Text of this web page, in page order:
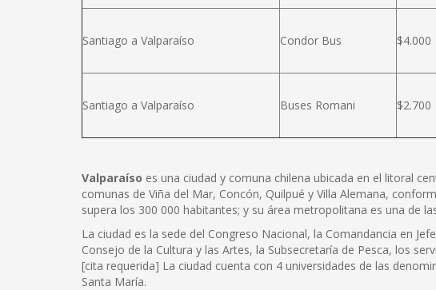
Santiago a Valparaíso Condor Bus $4.000
Santiago a Valparaíso Buses Romani $2.700
Valparaíso es una ciudad y comuna chilena ubicada en el litoral
comunas de Viña del Mar, Concón, Quilpué y Villa Alemana,
supera los 300 000 habitantes; y su área metropolitana es una de
La ciudad es la sede del Congreso Nacional, la Comandancia en
Consejo de la Cultura y las Artes, la Subsecretaría de Pesca, los
[cita requerida] La ciudad cuenta con 4 universidades de las
Santa María.